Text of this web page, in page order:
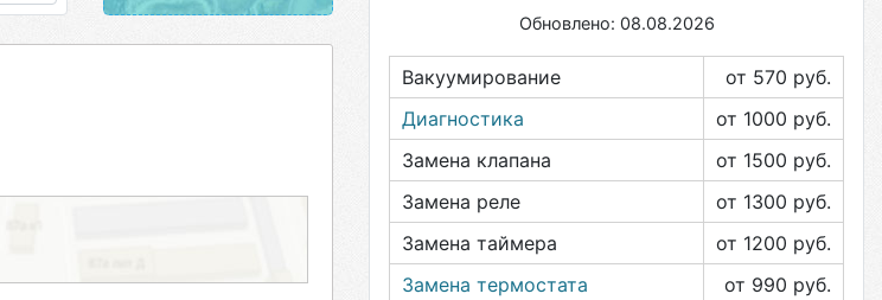
Обновлено: 08.08.2026
Вакуумирование от 570 руб.
Диагностика
от 1000 руб.
Замена клапана
от 1500 руб.
Замена реле
от 1300 руб.
Замена таймера
от 1200 руб.
Замена термостата
от 990 руб.